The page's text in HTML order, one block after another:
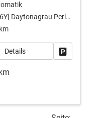
[6Y6Y] Daytonagrau Perleffekt
Details